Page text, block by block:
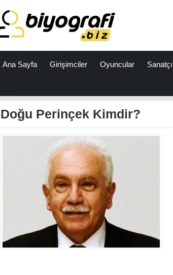
Ana Sayfa Girişimciler Oyuncular
Doğu Perinçek Kimdir?